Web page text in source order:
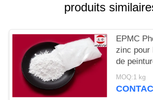
DEMANDEZ
UN
DEVIS
PLAN
produits
EPMC
zinc pour
de
avec des
antirouille
MOQ:1 kg